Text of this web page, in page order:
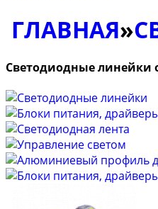
ГЛАВНАЯ»
Светодиодные линейки